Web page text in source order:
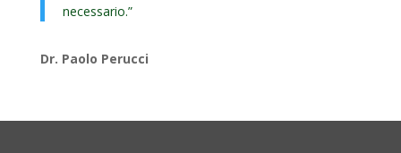
necessario.”
Dr. Paolo Perucci